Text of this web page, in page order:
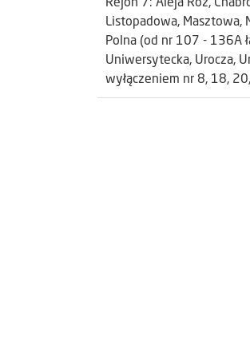
Rejon 7: Aleja Róż,
Listopadowa, Masztowa,
Polna (od nr 107 - 136A
Uniwersytecka, Urocza,
wyłączeniem nr 8, 18,